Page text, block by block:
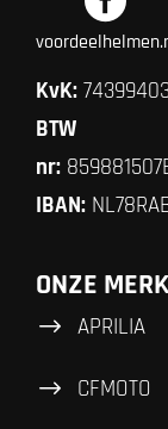
KvK:
BTW
nr:
IBAN:
ONZE
APRILIA
CFMOTO